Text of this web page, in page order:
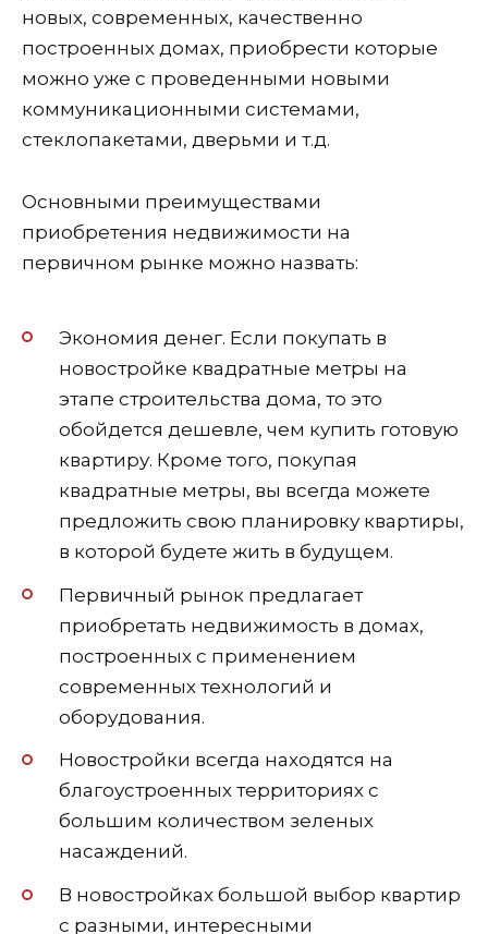
новых, современных, качественно
построенных домах, приобрести которые
можно уже с проведенными новыми
коммуникационными системами,
стеклопакетами, дверьми и т.д.
Основными преимуществами
приобретения недвижимости на
первичном рынке можно назвать:
Экономия денег. Если покупать в
новостройке квадратные метры на
этапе строительства дома, то это
обойдется дешевле, чем купить готовую
квартиру. Кроме того, покупая
квадратные метры, вы всегда можете
предложить свою планировку квартиры,
в которой будете жить в будущем.
Первичный рынок предлагает
приобретать недвижимость в домах,
построенных с применением
современных технологий и
оборудования.
Новостройки всегда находятся на
благоустроенных территориях с
большим количеством зеленых
насаждений.
В новостройках большой выбор квартир
с разными, интересными